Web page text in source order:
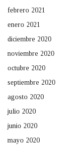
febrero 2021
enero 2021
diciembre 2020
noviembre 2020
octubre 2020
septiembre 2020
agosto 2020
julio 2020
junio 2020
mayo 2020